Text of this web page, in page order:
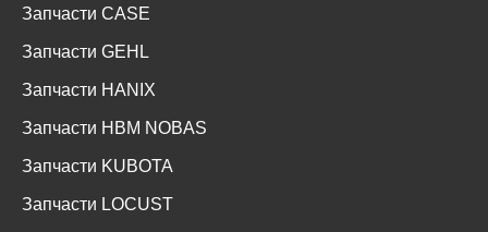
Запчасти CASE
Запчасти GEHL
Запчасти HANIX
Запчасти HBM NOBAS
Запчасти KUBOTA
Запчасти LOCUST